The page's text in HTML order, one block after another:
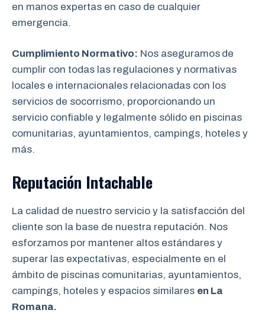
en manos expertas en caso de cualquier
emergencia.
Cumplimiento Normativo: Nos aseguramos de
cumplir con todas las regulaciones y normativas
locales e internacionales relacionadas con los
servicios de socorrismo, proporcionando un
servicio confiable y legalmente sólido en piscinas
comunitarias, ayuntamientos, campings, hoteles y
más.
Reputación Intachable
La calidad de nuestro servicio y la satisfacción del
cliente son la base de nuestra reputación. Nos
esforzamos por mantener altos estándares y
superar las expectativas, especialmente en el
ámbito de piscinas comunitarias, ayuntamientos,
campings, hoteles y espacios similares en La
Romana.